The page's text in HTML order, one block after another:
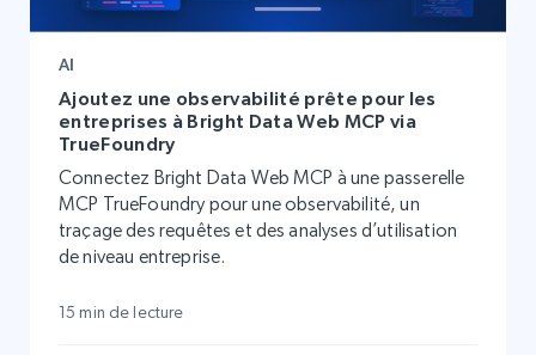
AI
Ajoutez une observabilité prête pour les
entreprises à Bright Data Web MCP via
TrueFoundry
Connectez Bright Data Web MCP à une passerelle
MCP TrueFoundry pour une observabilité, un
traçage des requêtes et des analyses d’utilisation
de niveau entreprise.
15 min de lecture